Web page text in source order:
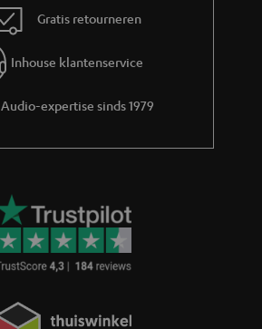
Gratis retourneren
Inhouse klantenservice
Audio-expertise sinds 1979